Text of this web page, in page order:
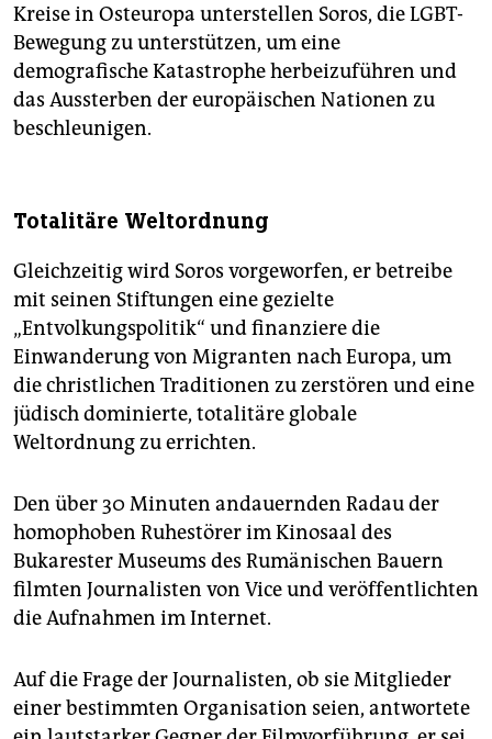
Kreise in Osteuropa unterstellen Soros, die LGBT-
Bewegung zu unterstützen, um eine
demografische Katastrophe herbeizuführen und
das Aussterben der europäischen Nationen zu
beschleunigen.
Totalitäre Weltordnung
Gleichzeitig wird Soros vorgeworfen, er betreibe
mit seinen Stiftungen eine gezielte
„Entvolkungspolitik“ und finanziere die
Einwanderung von Migranten nach Europa, um
die christlichen Traditionen zu zerstören und eine
jüdisch dominierte, totalitäre globale
Weltordnung zu errichten.
Den über 30 Minuten andauernden Radau der
homophoben Ruhestörer im Kinosaal des
Bukarester Museums des Rumänischen Bauern
filmten Journalisten von Vice und veröffentlichten
die Aufnahmen im Internet.
Auf die Frage der Journalisten, ob sie Mitglieder
einer bestimmten Organisation seien, antwortete